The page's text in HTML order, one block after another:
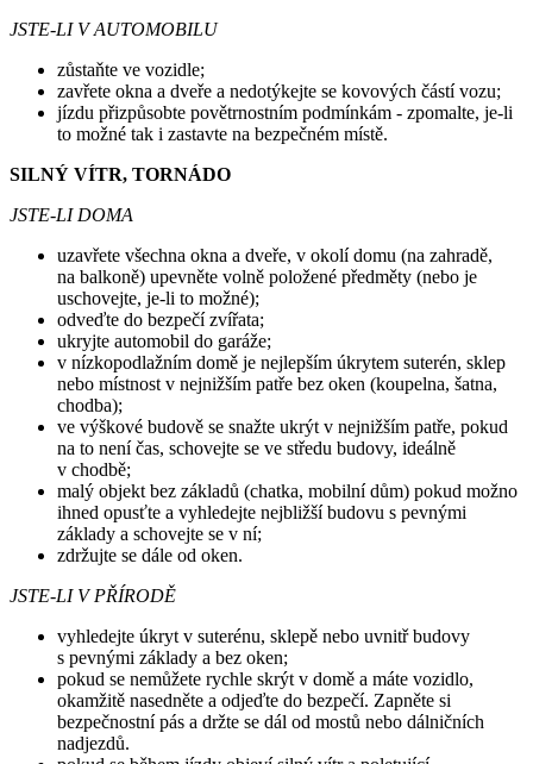
JSTE-LI V AUTOMOBILU
zůstaňte ve vozidle;
zavřete okna a dveře a nedotýkejte se kovových částí vozu;
jízdu přizpůsobte povětrnostním podmínkám - zpomalte, je-li
to možné tak i zastavte na bezpečném místě.
SILNÝ VÍTR, TORNÁDO
JSTE-LI DOMA
uzavřete všechna okna a dveře, v okolí domu (na zahradě,
na balkoně) upevněte volně položené předměty (nebo je
uschovejte, je-li to možné);
odveďte do bezpečí zvířata;
ukryjte automobil do garáže;
v nízkopodlažním domě je nejlepším úkrytem suterén, sklep
nebo místnost v nejnižším patře bez oken (koupelna, šatna,
chodba);
ve výškové budově se snažte ukrýt v nejnižším patře, pokud
na to není čas, schovejte se ve středu budovy, ideálně
v chodbě;
malý objekt bez základů (chatka, mobilní dům) pokud možno
ihned opusťte a vyhledejte nejbližší budovu s pevnými
základy a schovejte se v ní;
zdržujte se dále od oken.
JSTE-LI V PŘÍRODĚ
vyhledejte úkryt v suterénu, sklepě nebo uvnitř budovy
s pevnými základy a bez oken;
pokud se nemůžete rychle skrýt v domě a máte vozidlo,
okamžitě nasedněte a odjeďte do bezpečí. Zapněte si
bezpečnostní pás a držte se dál od mostů nebo dálničních
nadjezdů.